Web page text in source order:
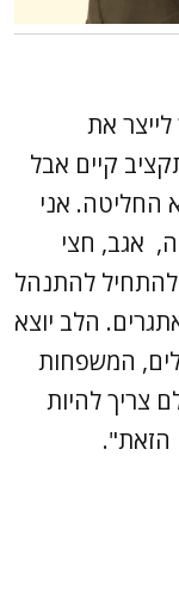
את
קיים אבל
החליטה. אני
אגב, חצי
להתחיל להתנהל
הלב יוצא
המשפחות
צריך להיות
הזאת".